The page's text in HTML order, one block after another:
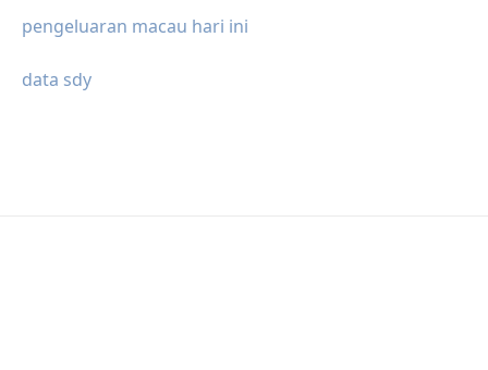
pengeluaran macau hari ini
data sdy